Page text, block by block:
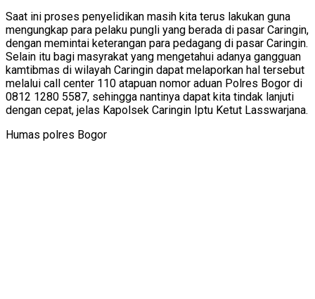
Saat ini proses penyelidikan masih kita terus lakukan guna
mengungkap para pelaku pungli yang berada di pasar Caringin,
dengan memintai keterangan para pedagang di pasar Caringin.
Selain itu bagi masyrakat yang mengetahui adanya gangguan
kamtibmas di wilayah Caringin dapat melaporkan hal tersebut
melalui call center 110 atapuan nomor aduan Polres Bogor di
0812 1280 5587, sehingga nantinya dapat kita tindak lanjuti
dengan cepat, jelas Kapolsek Caringin Iptu Ketut Lasswarjana.
Humas polres Bogor